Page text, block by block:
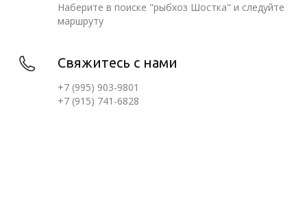
Наберите в поиске "рыбхоз Шостка" и следуйте
маршруту
Свяжитесь с нами
+7 (995) 903-9801
+7 (915) 741-6828